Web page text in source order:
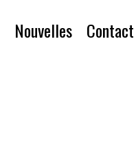
Nouvelles Contact